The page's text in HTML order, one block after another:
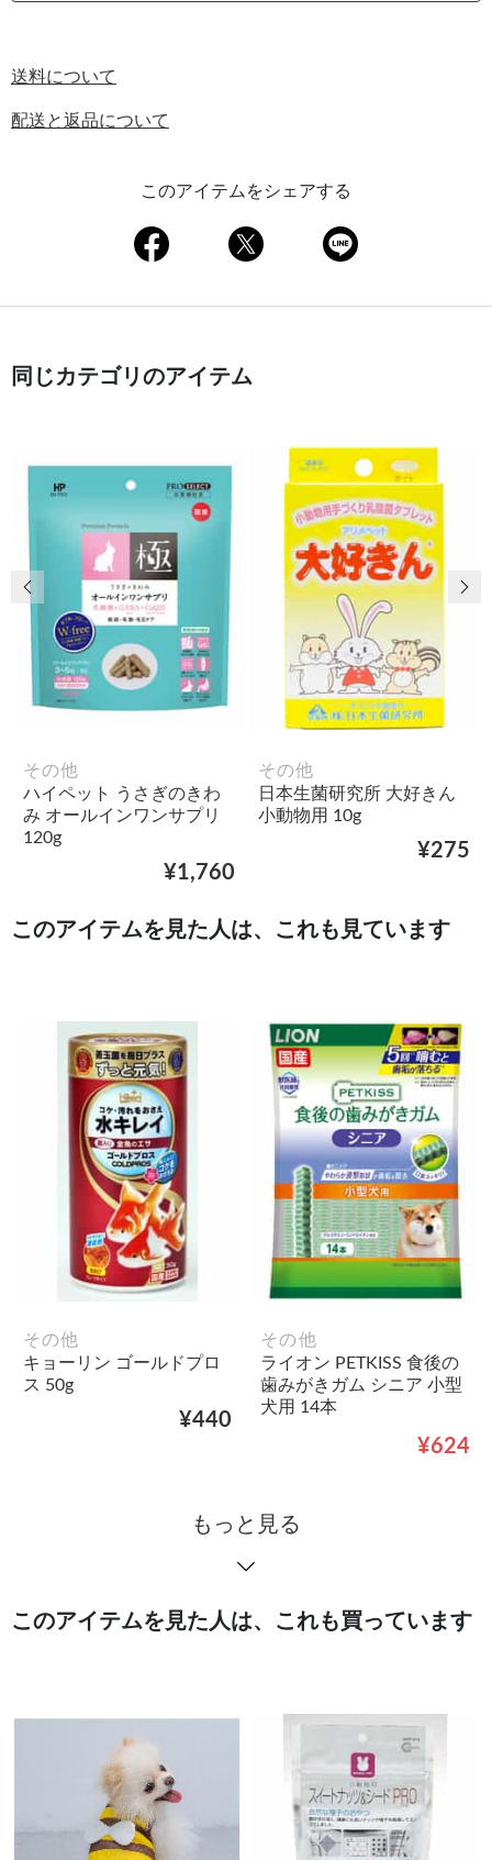
送料について
配送と返品について
このアイテムをシェアする
同じカテゴリのアイテム
その他
ハイペット うさぎのきわ
み オールインワンサプリ
120g
¥1,760
その他
日本生菌研究所 大好きん
小動物用 10g
¥275
前の画像 次
このアイテムを見た人は、これも見ています
その他
キョーリン ゴールドプロ
ス 50g
¥440
その他
ライオン PETKISS 食後の
歯みがきガム シニア 小型
犬用 14本
¥624
もっと見る
このアイテムを見た人は、これも買っています